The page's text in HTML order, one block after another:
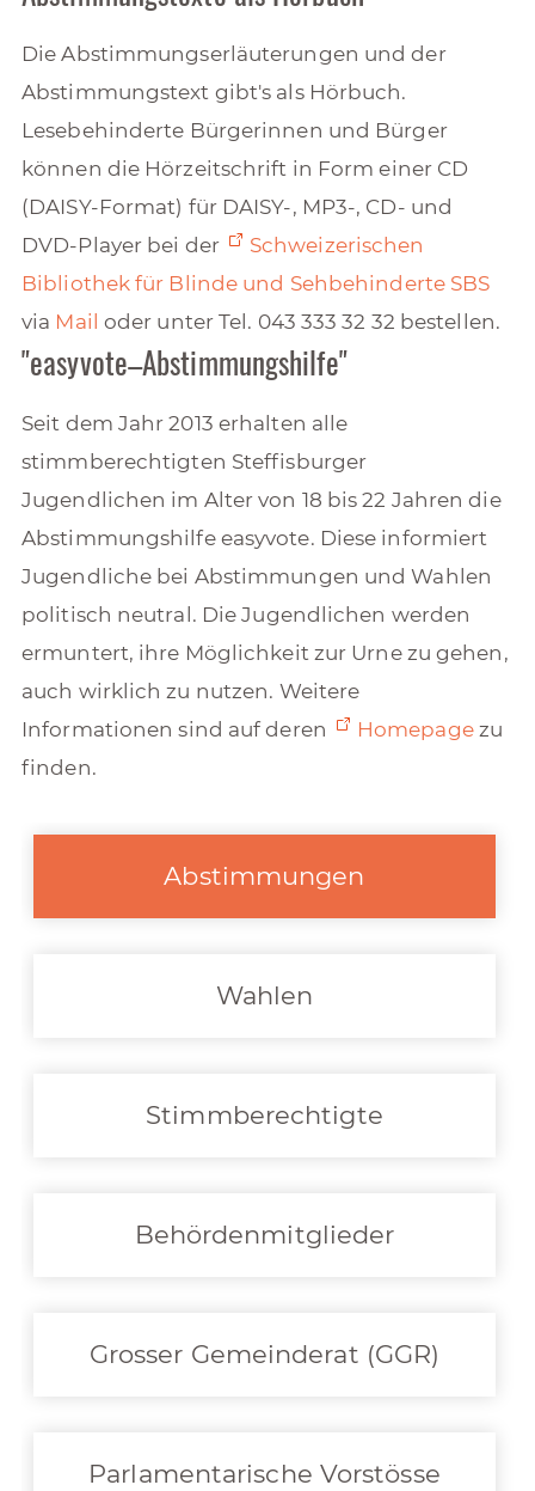
Die Abstimmungserläuterungen und der
Abstimmungstext gibt's als Hörbuch.
Lesebehinderte Bürgerinnen und Bürger
können die Hörzeitschrift in Form einer CD
(DAISY-Format) für DAISY-, MP3-, CD- und
DVD-Player bei der
Schweizerischen
Bibliothek für Blinde und Sehbehinderte SBS
via Mail oder unter Tel. 043 333 32 32 bestellen.
"easyvote–Abstimmungshilfe"
Seit dem Jahr 2013 erhalten alle
stimmberechtigten Steffisburger
Jugendlichen im Alter von 18 bis 22 Jahren die
Abstimmungshilfe easyvote. Diese informiert
Jugendliche bei Abstimmungen und Wahlen
politisch neutral. Die Jugendlichen werden
ermuntert, ihre Möglichkeit zur Urne zu gehen,
auch wirklich zu nutzen. Weitere
Informationen sind auf deren
Homepagezu
finden.
Abstimmungen
Wahlen
Stimmberechtigte
Behördenmitglieder
Grosser Gemeinderat (GGR)
Parlamentarische Vorstösse